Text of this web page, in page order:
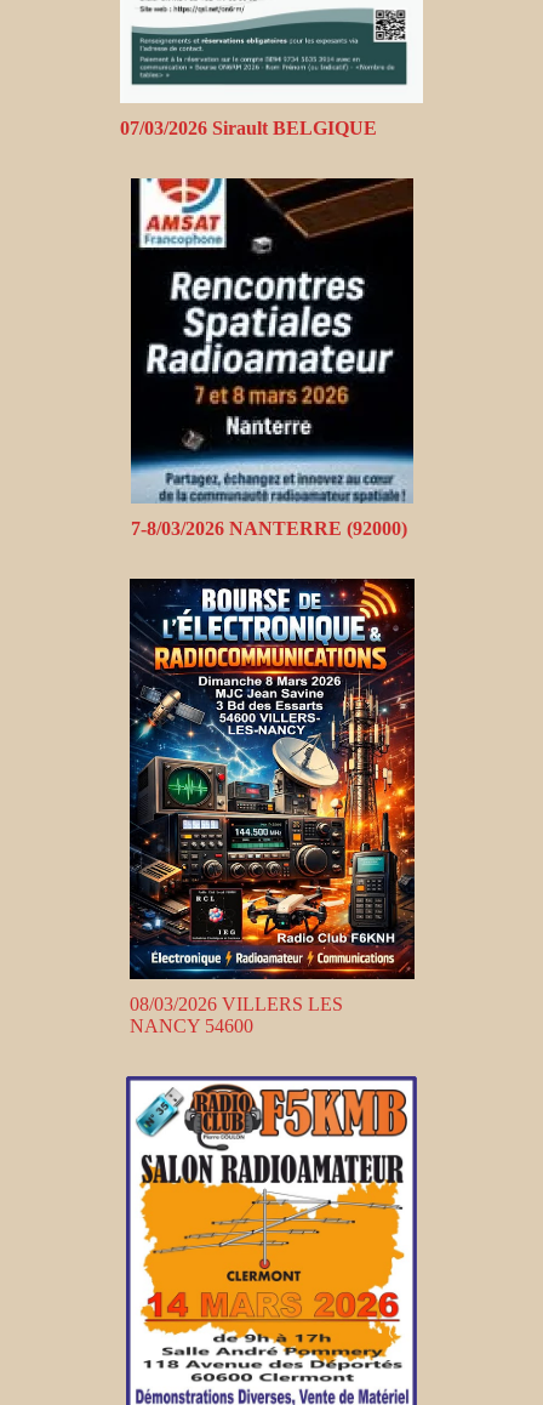
07/03/2026 Sirault BELGIQUE
7-8/03/2026 NANTERRE (92000)
08/03/2026 VILLERS LES
NANCY 54600